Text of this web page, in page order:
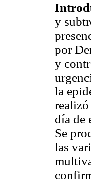
y
por
y
la
realizó
día de
Se
las